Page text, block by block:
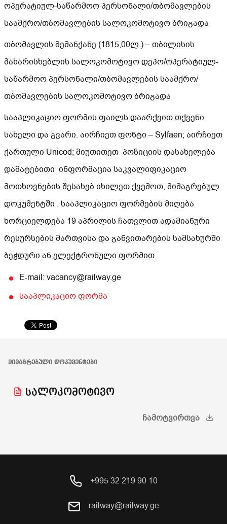
ოპერატიულ-საწარმოო პერსონალი/თბომავლების
საამქრო/თბომავლების სალოკომოტივო ბრიგადა
თბომავლის მემანქანე (1815,00ლ.) – თბილისის
მახარისხებლის სალოკომოტივო დეპო/ოპერატიულ-
საწარმოო პერსონალი/თბომავლების საამქრო/
თბომავლების სალოკომოტივო ბრიგადა
სააპლიკაციო ფორმის ფაილს დაარქვით თქვენი
სახელი და გვარი. აირჩიეთ ფონტი – Sylfaen; აირჩიეთ
ქართული Unicod; მიუთითეთ პოზიციის დასახელება
დამატებითი ინფორმაცია საკვალიფიკაციო
მოთხოვნების შესახებ იხილეთ ქვემოთ, მიმაგრებულ
დოკუმენტში . სააპლიკაციო ფორმების მიღება
ხორციელდება 19 აპრილის ჩათვლით ადამიანური
რესურსების მართვისა და განვითარების სამსახურში
ბეჭდური ან ელექტრონული ფორმით
E-mail: vacancy@railway.ge
სააპლიკაციო ფორმა
ᲛᲘᲛᲐᲒᲠᲔᲑᲣᲚᲘ ᲓᲝᲙᲣᲛᲔᲜᲢᲔᲑᲘ
სალოკომოტივო
ᲩᲐᲛᲝᲢᲕᲘᲠᲗᲕᲐ
+995 32 219 90 10
railway@railway.ge